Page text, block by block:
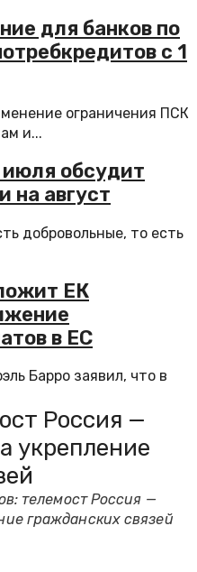
для банков по
с 1
ограничения ПСК
и...
обсудит
на август
добровольные, то есть
ЕК
в ЕС
Барро заявил, что в
Россия —
укрепление
телемост Россия —
гражданских связей